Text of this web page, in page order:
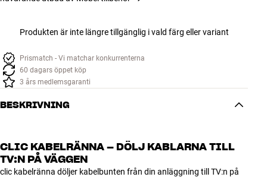
Produkten är inte längre tillgänglig i vald färg eller variant
Prismatch - Vi matchar konkurrenterna
60 dagars öppet köp
3 års medlemsgaranti
BESKRIVNING
CLIC KABELRÄNNA – DÖLJ KABLARNA TILL
TV:N PÅ VÄGGEN
clic kabelränna döljer kabelbunten från din anläggning till TV:n på